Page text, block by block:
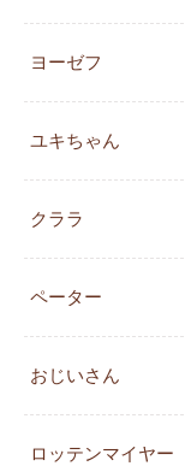
ヨーゼフ
ユキちゃん
クララ
ペーター
おじいさん
ロッテンマイヤー